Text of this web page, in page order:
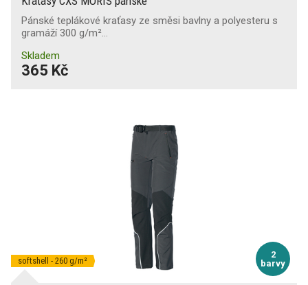
Pánské teplákové kraťasy ze směsi bavlny a polyesteru s
gramáží 300 g/m²…
Skladem
365 Kč
2
barvy
softshell - 260 g/m²